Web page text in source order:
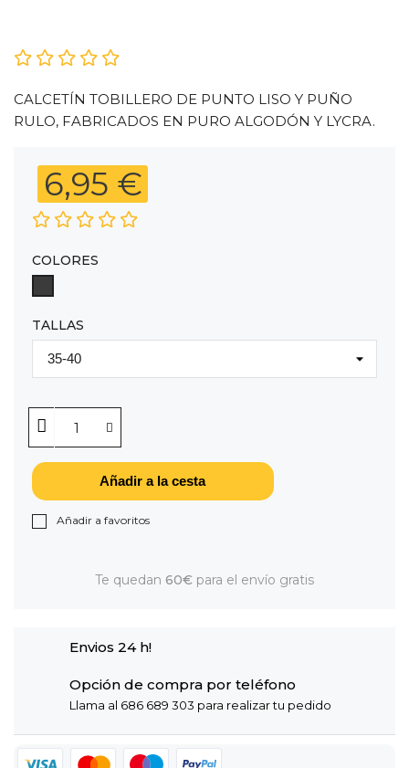
CALCETÍN TOBILLERO DE PUNTO LISO Y PUÑO
RULO, FABRICADOS EN PURO ALGODÓN Y LYCRA.
6,95 €
COLORES
TALLAS
Añadir a la cesta
Añadir a favoritos
Te quedan 60€ para el envío gratis
Envios 24 h!
Opción de compra por teléfono
Llama al 686 689 303 para realizar tu pedido